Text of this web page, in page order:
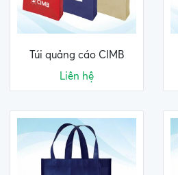
Túi quảng cáo CIMB
Liên hệ